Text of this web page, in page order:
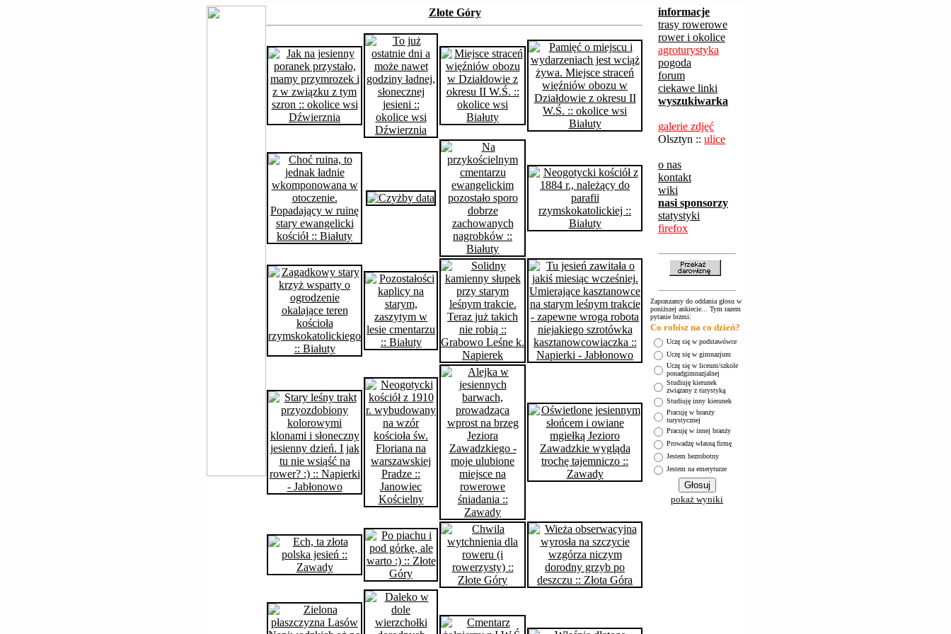
Złote Góry
informacje
trasy rowerowe
rower i okolice
agroturystyka
pogoda
forum
ciekawe linki
wyszukiwarka
galerie zdjęć
Olsztyn :: ulice
o nas
kontakt
wiki
nasi sponsorzy
statystyki
firefox
Zapraszamy do oddania głosu w
poniższej ankiecie... Tym razem
pytanie brzmi:
Co robisz na co dzień?
Uczę się w podstawówce
Uczę się w gimnazjum
Uczę się w liceum/szkole
ponadgimnazjalnej
Studiuję kierunek
związany z turystyką
Studiuję inny kierunek
Pracuję w branży
turystycznej
Pracuję w innej branży
Prowadzę własną firmę
Jestem bezrobotny
Jestem na emeryturze
pokaż wyniki